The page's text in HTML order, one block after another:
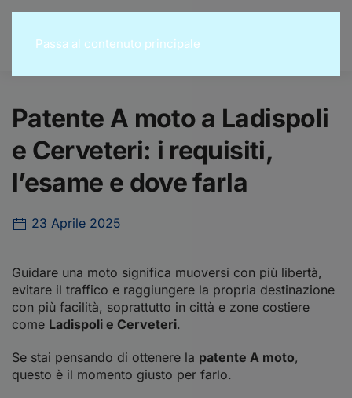
Passa al contenuto principale
Patente A moto a Ladispoli
e Cerveteri: i requisiti,
l’esame e dove farla
23 Aprile 2025
Guidare una moto significa muoversi con più libertà,
evitare il traffico e raggiungere la propria destinazione
con più facilità, soprattutto in città e zone costiere
come Ladispoli e Cerveteri.
Se stai pensando di ottenere la patente A moto,
questo è il momento giusto per farlo.